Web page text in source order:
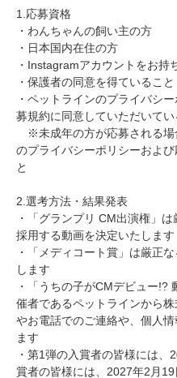
1.応募資格
・わんちゃんの飼い主の方
・日本国内在住の方
・Instagramアカウントをお持
・保護者の同意を得ていること
・ペットラインのプライバシ
募規約に同意していただいてい
※未成年の方が応募される場
のプライバシーポリシーおよ
と
2.選考方法・結果発表
・「グランプリ CM出演権」
採用する動画を決定いたします
・「メディコート賞」は厳正
します
・「うちの子がCMデビュー!?
催者であるペットラインから
やお電話でのご連絡や、個人
ます
・第1弾の入賞者の皆様には
賞者の皆様には、2027年2月